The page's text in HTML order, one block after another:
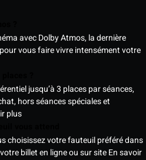
avec Dolby Atmos, la dernière
vous faire vivre intensément votre
jusqu’à 3 places par séances,
hors séances spéciales et
plus
choisissez votre fauteuil préféré dans
billet en ligne ou sur siteEn savoir